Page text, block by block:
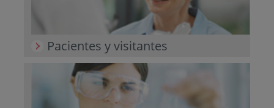
Pacientes y visitantes